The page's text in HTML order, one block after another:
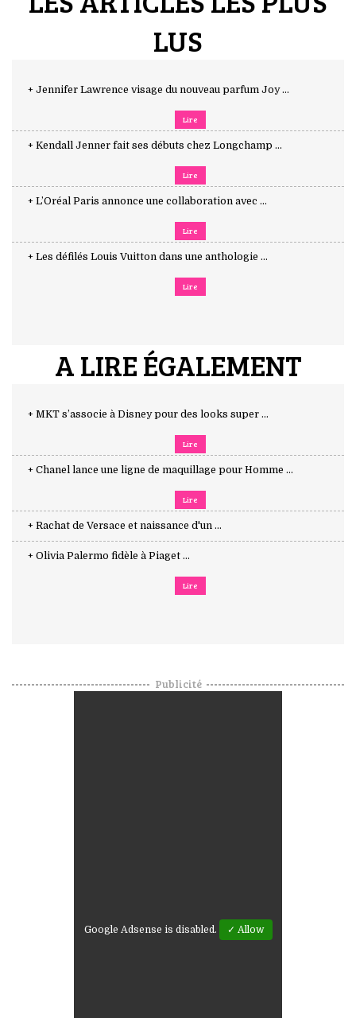
LUS
+ Jennifer Lawrence visage du nouveau parfum Joy ...
Lire
+ Kendall Jenner fait ses débuts chez Longchamp ...
Lire
+ L’Oréal Paris annonce une collaboration avec ...
Lire
+ Les défilés Louis Vuitton dans une anthologie ...
Lire
A LIRE ÉGALEMENT
+ MKT s’associe à Disney pour des looks super ...
Lire
+ Chanel lance une ligne de maquillage pour Homme ...
Lire
+ Rachat de Versace et naissance d'un ...
+ Olivia Palermo fidèle à Piaget ...
Lire
Publicité
Google Adsense is disabled. ✓ Allow